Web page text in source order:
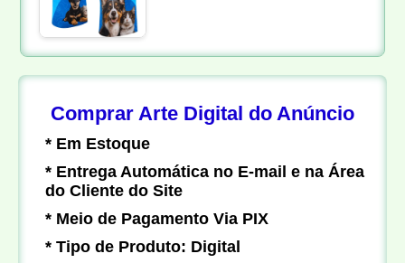
Comprar Arte Digital do Anúncio
* Em Estoque
* Entrega Automática no E-mail e na Área
do Cliente do Site
* Meio de Pagamento Via PIX
* Tipo de Produto: Digital